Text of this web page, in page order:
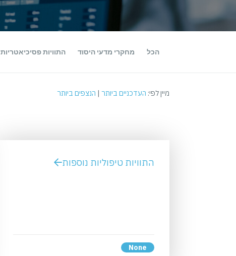
הכל מחקרי מדעי היסוד התוויות פסיכיאטריות
מיין לפי: העדכניים ביותר | הנצפים ביותר
התוויות טיפוליות נוספות
None